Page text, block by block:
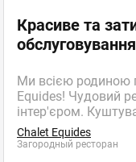
facebook
Татьяна
Гость
Красиве та
обслуговування
Ми всією родиною
Equides! Чудовий
інтер'єром.
Chalet Equides
Загородный ресторан